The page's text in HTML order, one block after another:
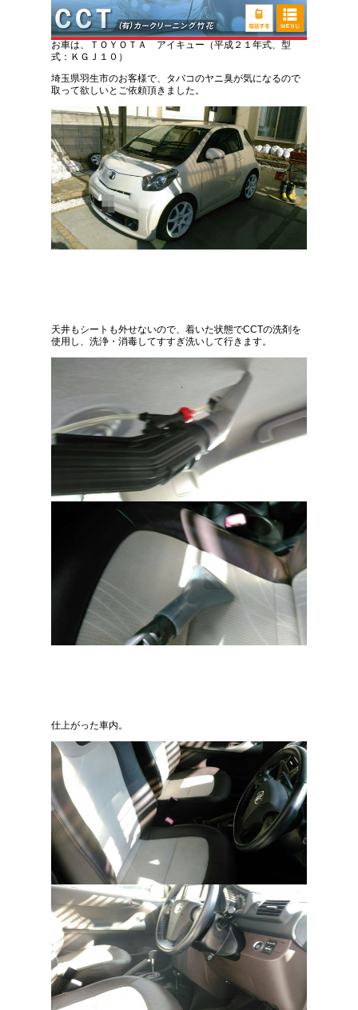
トヨタ ＩＱ 煙草臭い取りクリーニング
お車は、ＴＯＹＯＴＡ アイキュー（平成２１年式、型
式：ＫＧＪ１０）
埼玉県羽生市のお客様で、タバコのヤニ臭が気になるので
取って欲しいとご依頼頂きました。
天井もシートも外せないので、着いた状態でCCTの洗剤を
使用し、洗浄・消毒してすすぎ洗いして行きます。
仕上がった車内。